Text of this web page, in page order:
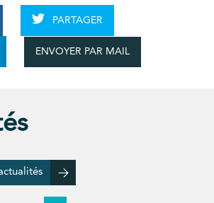
PARTAGER
ENVOYER PAR MAIL